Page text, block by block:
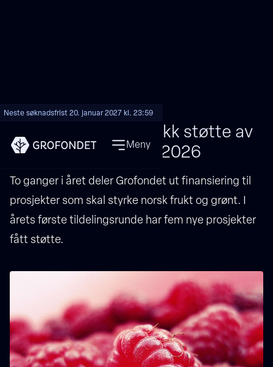
Neste søknadsfrist 20. januar 2027 kl. 23:59
Meny
Disse prosjektene fikk støtte av
Grofondet vinteren 2026
To ganger i året deler Grofondet ut finansiering til
prosjekter som skal styrke norsk frukt og grønt. I
årets første tildelingsrunde har fem nye prosjekter
fått støtte.